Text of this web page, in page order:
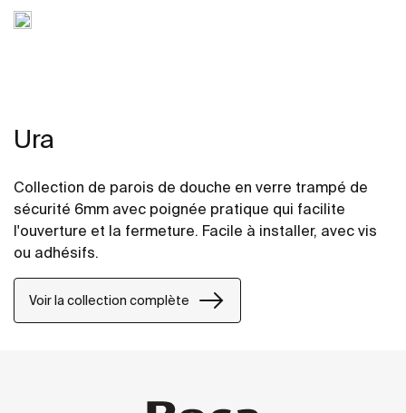
Ura
Collection de parois de douche en verre trampé de
sécurité 6mm avec poignée pratique qui facilite
l'ouverture et la fermeture. Facile à installer, avec vis
ou adhésifs.
Voir la collection complète